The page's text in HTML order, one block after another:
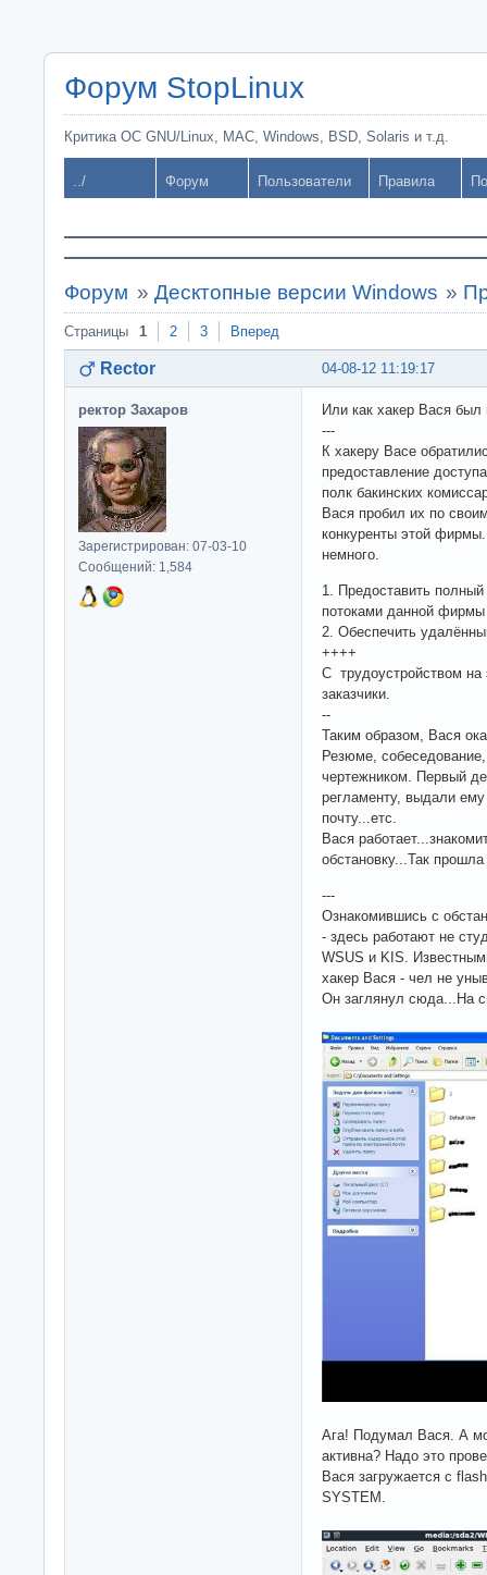
Форум StopLinux
Критика ОС GNU/Linux, MAC, Windows, BSD, Solaris и т.д.
../ Форум Пользователи Правила
Форум » Десктопные версии Windows »
Страницы 1 2 3 Вперед
04-08-12 11:19:17
Rector
ректор Захаров
Зарегистрирован: 07-03-10
Сообщений: 1,584
Или как хакер Вася был
---
К хакеру Васе
предоставление
полк бакинских
Вася пробил их по
конкуренты этой фирмы.
немного.
1. Предоставить
потоками данной фирмы
2. Обеспечить
++++
С трудоустройством на
заказчики.
--
Таким образом, Вася
Резюме,
чертежником. Первый
регламенту, выдали
почту...етс.
Вася
обстановку...Так
---
Ознакомившись с
- здесь работают не
WSUS и KIS.
хакер Вася - чел не
Он заглянул сюда...На
Ага! Подумал Вася. А
активна? Надо это
Вася загружается с
SYSTEM.